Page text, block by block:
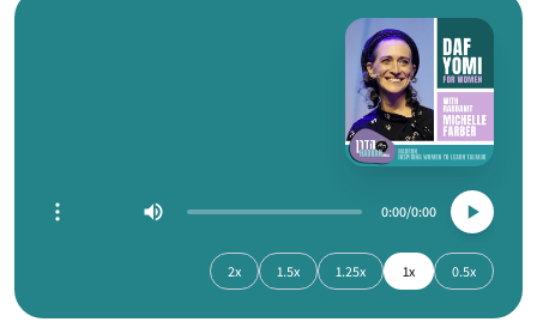
0:00
0:00
0.5x
1x
1.25x
1.5x
2x